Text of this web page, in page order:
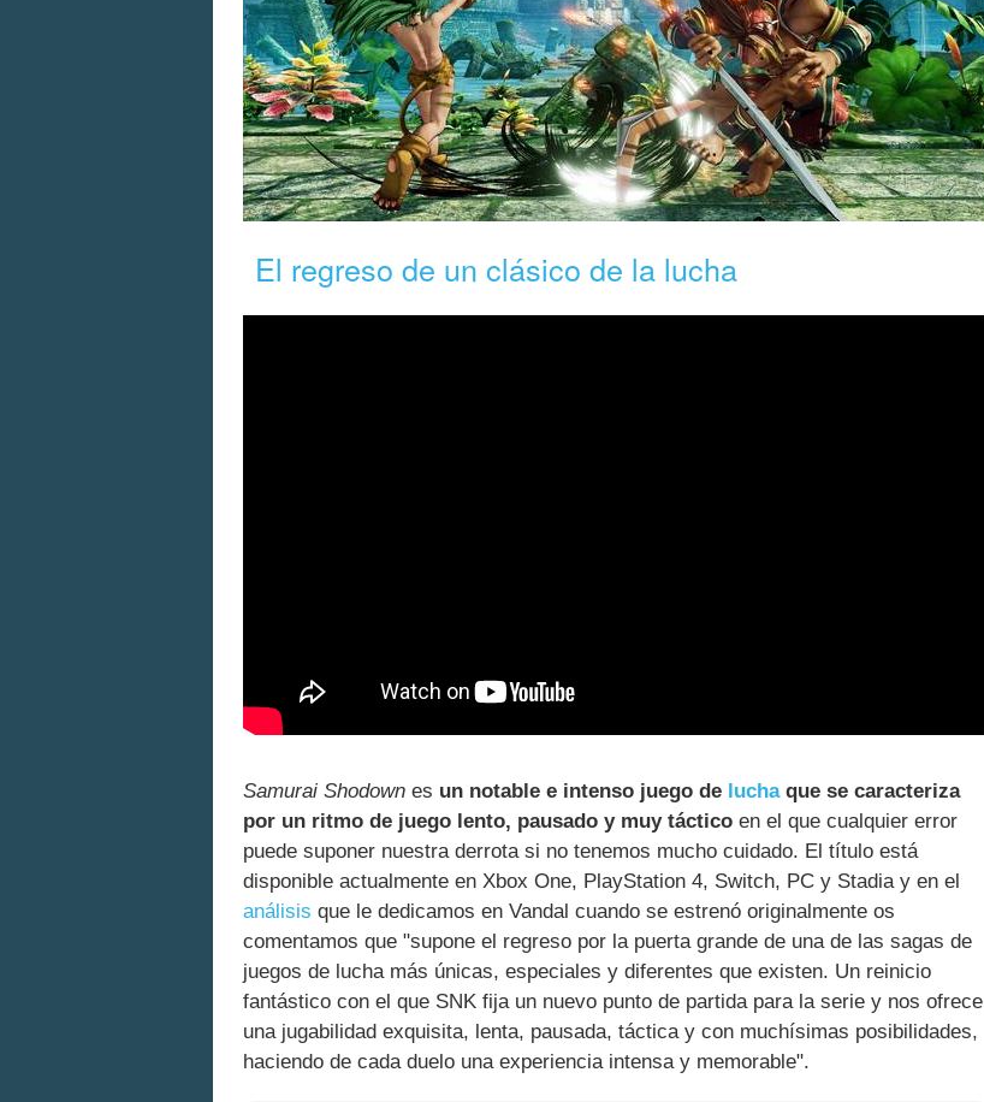
El regreso de un clásico de la lucha
Samurai Shodown es un notable e intenso juego de luchaque se caracteriza
por un ritmo de juego lento, pausado y muy táctico en el que cualquier error
puede suponer nuestra derrota si no tenemos mucho cuidado. El título está
disponible actualmente en Xbox One, PlayStation 4, Switch, PC y Stadia y en el
análisis que le dedicamos en Vandal cuando se estrenó originalmente os
comentamos que "supone el regreso por la puerta grande de una de las sagas de
juegos de lucha más únicas, especiales y diferentes que existen. Un reinicio
fantástico con el que SNK fija un nuevo punto de partida para la serie y nos ofrece
una jugabilidad exquisita, lenta, pausada, táctica y con muchísimas posibilidades,
haciendo de cada duelo una experiencia intensa y memorable".